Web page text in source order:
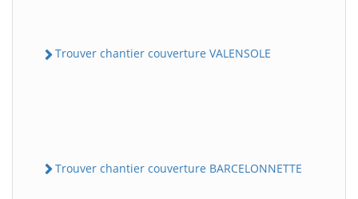
Trouver chantier couverture VALENSOLE
Trouver chantier couverture BARCELONNETTE